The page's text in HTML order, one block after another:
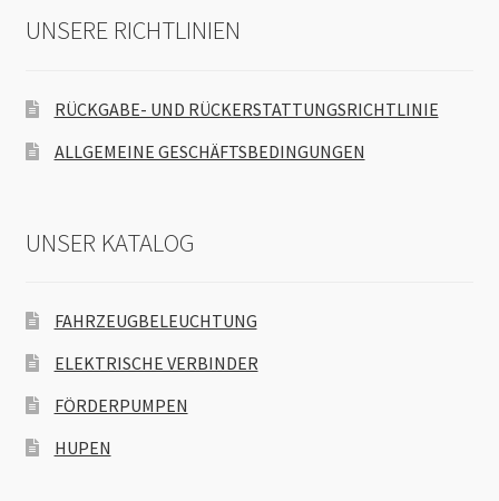
UNSERE RICHTLINIEN
RÜCKGABE- UND RÜCKERSTATTUNGSRICHTLINIE
ALLGEMEINE GESCHÄFTSBEDINGUNGEN
UNSER KATALOG
FAHRZEUGBELEUCHTUNG
ELEKTRISCHE VERBINDER
FÖRDERPUMPEN
HUPEN